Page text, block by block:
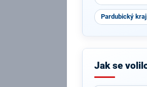
Pardubický kraj
Jak se